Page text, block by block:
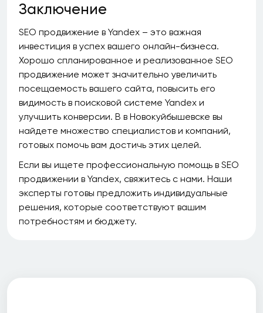
Заключение
SEO продвижение в Yandex – это важная
инвестиция в успех вашего онлайн-бизнеса.
Хорошо спланированное и реализованное SEO
продвижение может значительно увеличить
посещаемость вашего сайта, повысить его
видимость в поисковой системе Yandex и
улучшить конверсии. В в Новокуйбышевске вы
найдете множество специалистов и компаний,
готовых помочь вам достичь этих целей.
Если вы ищете профессиональную помощь в SEO
продвижении в Yandex, свяжитесь с нами. Наши
эксперты готовы предложить индивидуальные
решения, которые соответствуют вашим
потребностям и бюджету.